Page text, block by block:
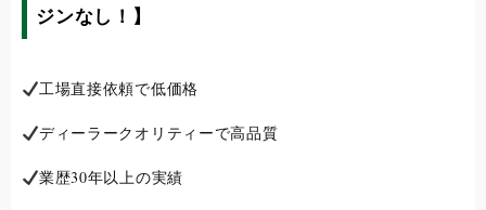
ジンなし！】
工場直接依頼で低価格
ディーラークオリティーで高品質
業歴30年以上の実績